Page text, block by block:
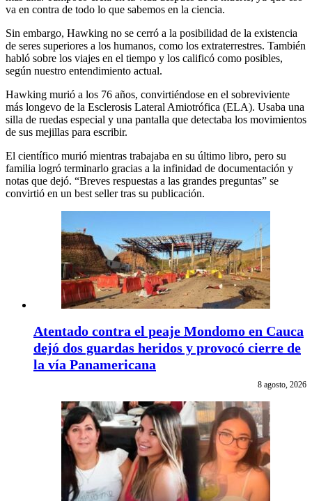
va en contra de todo lo que sabemos en la ciencia.
Sin embargo, Hawking no se cerró a la posibilidad de la existencia
de seres superiores a los humanos, como los extraterrestres. También
habló sobre los viajes en el tiempo y los calificó como posibles,
según nuestro entendimiento actual.
Hawking murió a los 76 años, convirtiéndose en el sobreviviente
más longevo de la Esclerosis Lateral Amiotrófica (ELA). Usaba una
silla de ruedas especial y una pantalla que detectaba los movimientos
de sus mejillas para escribir.
El científico murió mientras trabajaba en su último libro, pero su
familia logró terminarlo gracias a la infinidad de documentación y
notas que dejó. “Breves respuestas a las grandes preguntas” se
convirtió en un best seller tras su publicación.
Atentado contra el peaje Mondomo en Cauca
dejó dos guardas heridos y provocó cierre de
la vía Panamericana
8 agosto, 2026